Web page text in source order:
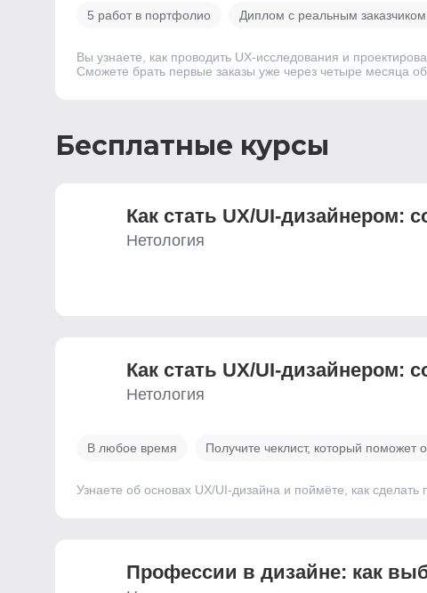
5 работ в портфолио Диплом с реальным заказчиком
Вы узнаете, как проводить UX-исследования и
Сможете брать первые заказы уже через четыре месяца
Бесплатные курсы
Как стать UX/UI-дизайнером:
Нетология
Как стать UX/UI-дизайнером:
Нетология
В любое время Получите чеклист, который поможет
Узнаете об основах UX/UI-дизайна и поймёте, как
Профессии в дизайне: как